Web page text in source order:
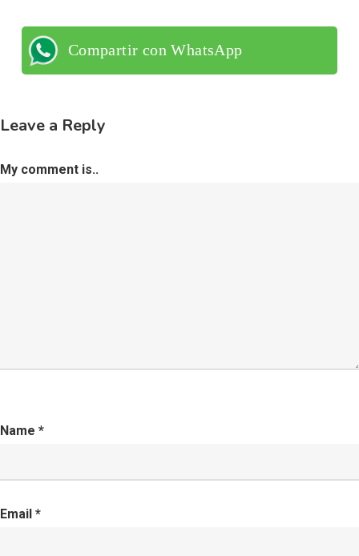
Compartir con WhatsApp
Leave a Reply
My comment is..
Name *
Email *